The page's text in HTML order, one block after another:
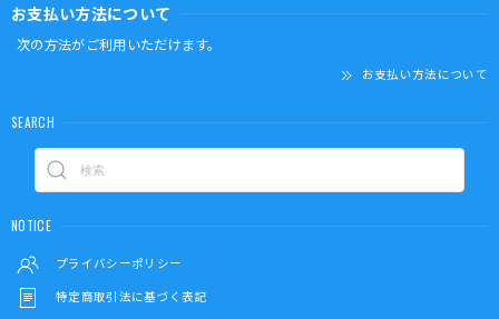
お支払い方法について
次の方法がご利用いただけます。
お支払い方法について
SEARCH
NOTICE
プライバシーポリシー
特定商取引法に基づく表記